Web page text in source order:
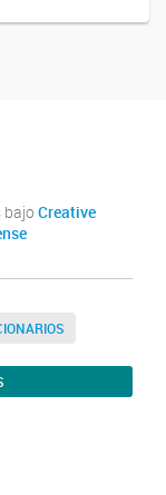
bajo Creative